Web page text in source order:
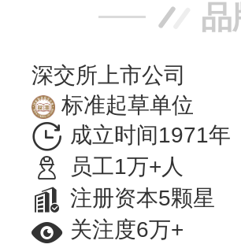
品
深交所上市公司
标准起草单位
成立时间1971年
员工1万+人
注册资本5颗星
关注度6万+